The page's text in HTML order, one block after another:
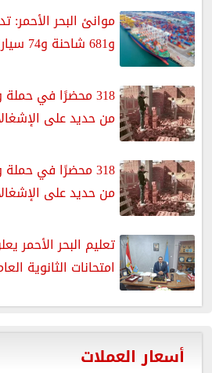
و681 شاحنة و74 سيارة
318 محضرًا في
من حديد على
318 محضرًا في
من حديد على
تعليم البحر الأحمر
امتحانات الثانوية
أسعار العملات